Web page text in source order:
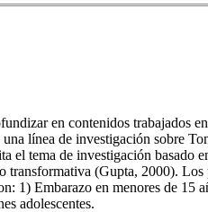
en contenidos
línea de investigación sobre
el tema de investigación
(Gupta, 2000).
1) Embarazo en menores de
adolescentes.